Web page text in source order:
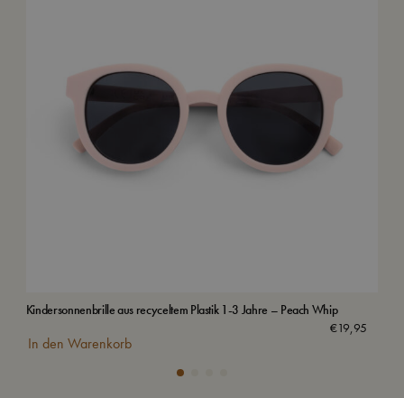
Kindersonnenbrille aus recyceltem Plastik 1-3 Jahre – Peach Whip
€19,95
In den Warenkorb